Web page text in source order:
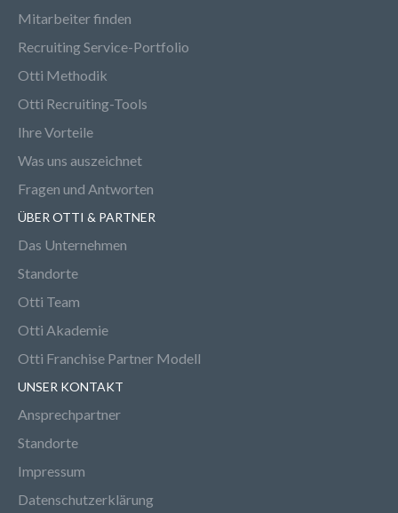
Mitarbeiter finden
Recruiting Service-Portfolio
Otti Methodik
Otti Recruiting-Tools
Ihre Vorteile
Was uns auszeichnet
Fragen und Antworten
ÜBER OTTI & PARTNER
Das Unternehmen
Standorte
Otti Team
Otti Akademie
Otti Franchise Partner Modell
UNSER KONTAKT
Ansprechpartner
Standorte
Impressum
Datenschutzerklärung